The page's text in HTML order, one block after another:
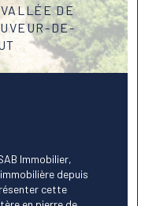
DE
DE-
Immobilier,
depuis
cette